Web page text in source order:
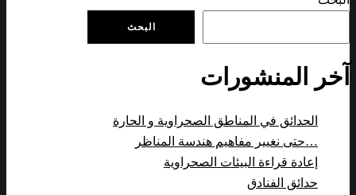
البحث
آخر المنشورات
الحدائق في المناطق الصحراوية و الحارة
…حتى نغيير مفاهيم هندسة المناظر
إعادة قراءة البيئات الصحراوية
حدائق الفنادق